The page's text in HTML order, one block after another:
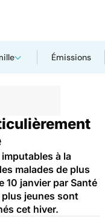
Émissions
à la
malades de plus
10 janvier par Santé
jeunes sont
cet hiver.